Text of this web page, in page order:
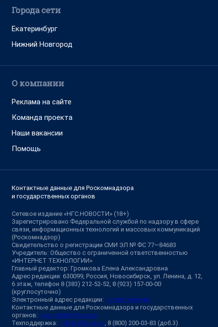
Города сети
Екатеринбург
Нижний Новгород
О компании
Реклама на сайте
Команда проекта
Наши вакансии
Помощь
Контактные данные для Роскомнадзора
и государственных органов
Сетевое издание «НГС.НОВОСТИ» (18+)
Зарегистрировано Федеральной службой по надзору в сфере
связи, информационных технологий и массовых коммуникаций
(Роскомнадзор)
Свидетельство о регистрации СМИ ЭЛ № ФС 77—84683
Учредитель: Общество с ограниченной ответственностью
«ИНТЕРНЕТ ТЕХНОЛОГИИ»
Главный редактор: Громкова Елена Александровна
Адрес редакции: 630099, Россия, Новосибирск, ул. Ленина, д. 12,
6 этаж, телефон 8 (383) 212-52-52, 8 (923) 157-00-00
(круглосуточно)
Электронный адрес редакции: ngs@shkulev.ru
Контактные данные для Роскомнадзора и государственных
органов: juristnsk@shkulev.ru
Техподдержка: help@shkulev.ru , 8 (800) 200-03-83 (доб.3)